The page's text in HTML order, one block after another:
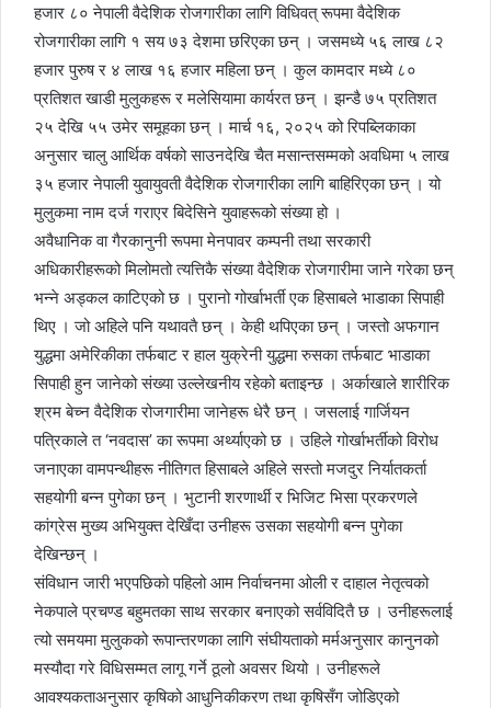
हजार ८० नेपाली वैदेशिक रोजगारीका लागि विधिवत् रूपमा वैदेशिक
रोजगारीका लागि १ सय ७३ देशमा छरिएका छन् । जसमध्ये ५६ लाख ८२
हजार पुरुष र ४ लाख १६ हजार महिला छन् । कुल कामदार मध्ये ८०
प्रतिशत खाडी मुलुकहरू र मलेसियामा कार्यरत छन् । झन्डै ७५ प्रतिशत
२५ देखि ५५ उमेर समूहका छन् । मार्च १६, २०२५ को रिपब्लिकाका
अनुसार चालु आर्थिक वर्षको साउनदेखि चैत मसान्तसम्मको अवधिमा ५ लाख
३५ हजार नेपाली युवायुवती वैदेशिक रोजगारीका लागि बाहिरिएका छन् । यो
मुलुकमा नाम दर्ज गराएर बिदेसिने युवाहरूको संख्या हो ।
अवैधानिक वा गैरकानुनी रूपमा मेनपावर कम्पनी तथा सरकारी
अधिकारीहरूको मिलोमतो त्यत्तिकै संख्या वैदेशिक रोजगारीमा जाने गरेका छन्
भन्ने अड्कल काटिएको छ । पुरानो गोर्खाभर्ती एक हिसाबले भाडाका सिपाही
थिए । जो अहिले पनि यथावतै छन् । केही थपिएका छन् । जस्तो अफगान
युद्धमा अमेरिकीका तर्फबाट र हाल युक्रेनी युद्धमा रुसका तर्फबाट भाडाका
सिपाही हुन जानेको संख्या उल्लेखनीय रहेको बताइन्छ । अर्काखाले शारीरिक
श्रम बेच्न वैदेशिक रोजगारीमा जानेहरू धेरै छन् । जसलाई गार्जियन
पत्रिकाले त ‘नवदास’ का रूपमा अर्थ्याएको छ । उहिले गोर्खाभर्तीको विरोध
जनाएका वामपन्थीहरू नीतिगत हिसाबले अहिले सस्तो मजदुर निर्यातकर्ता
सहयोगी बन्न पुगेका छन् । भुटानी शरणार्थी र भिजिट भिसा प्रकरणले
कांग्रेस मुख्य अभियुक्त देखिँदा उनीहरू उसका सहयोगी बन्न पुगेका
देखिन्छन् ।
संविधान जारी भएपछिको पहिलो आम निर्वाचनमा ओली र दाहाल नेतृत्वको
नेकपाले प्रचण्ड बहुमतका साथ सरकार बनाएको सर्वविदितै छ । उनीहरूलाई
त्यो समयमा मुलुकको रूपान्तरणका लागि संघीयताको मर्मअनुसार कानुनको
मस्यौदा गरे विधिसम्मत लागू गर्ने ठूलो अवसर थियो । उनीहरूले
आवश्यकताअनुसार कृषिको आधुनिकीकरण तथा कृषिसँग जोडिएको